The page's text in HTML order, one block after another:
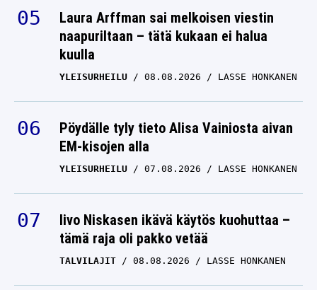
Laura Arffman sai melkoisen viestin
naapuriltaan – tätä kukaan ei halua
kuulla
YLEISURHEILU 08.08.2026 LASSE HONKANEN
Pöydälle tyly tieto Alisa Vainiosta aivan
EM-kisojen alla
YLEISURHEILU 07.08.2026 LASSE HONKANEN
Iivo Niskasen ikävä käytös kuohuttaa –
tämä raja oli pakko vetää
TALVILAJIT 08.08.2026 LASSE HONKANEN